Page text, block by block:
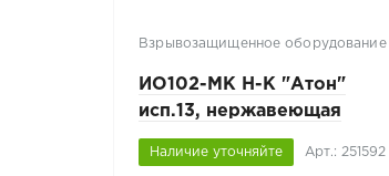
Взрывозащищенное оборудование
ИО102-МК Н-К "Атон"
исп.13, нержавеющая
сталь
Наличие уточняйте Арт.: 251592